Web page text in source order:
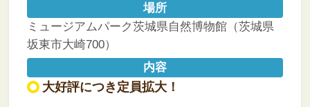
場所
ミュージアムパーク茨城県自然博物館（茨城県
坂東市大崎700）
内容
大好評につき定員拡大！